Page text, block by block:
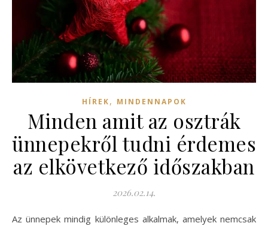
HÍREK, MINDENNAPOK
Minden amit az osztrák
ünnepekről tudni érdemes
az elkövetkező időszakban
2026.02.14.
Az ünnepek mindig különleges alkalmak, amelyek nemcsak